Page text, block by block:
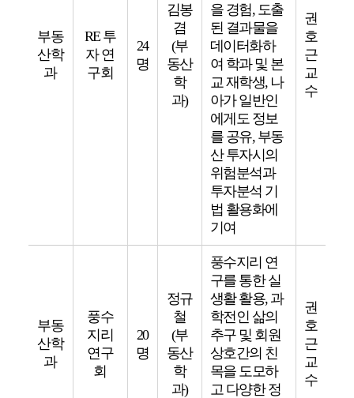
부동
산학
과
RE 투
자 연
구회
24
명
김봉
겸
(부
동산
학
과)
을 경험, 도출
된 결과물을
데이터화하
여 학과 및 본
교 재학생, 나
아가 일반인
에게도 정보
를 공유, 부동
산 투자시의
위험분석과
투자분석 기
법 활용화에
기여
권
호
근
교
수
부동
산학
과
풍수
지리
연구
회
20
명
정규
철
(부
동산
학
과)
풍수지리 연
구를 통한 실
생활 활용, 과
학전인 삶의
추구 및 회원
상호간의 친
목을 도모하
고 다양한 정
권
호
근
교
수